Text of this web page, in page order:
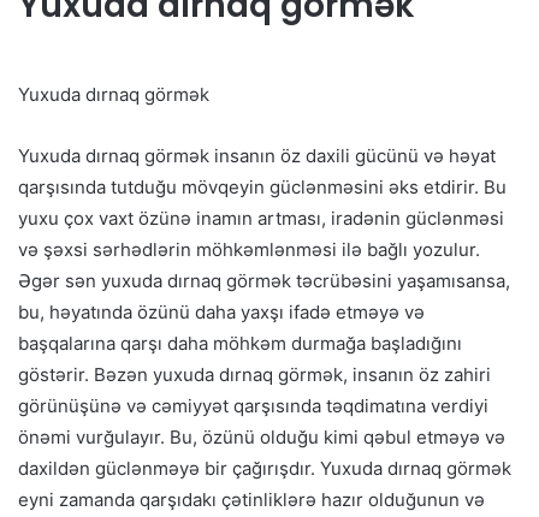
Yuxuda dırnaq görmək
Yuxuda dırnaq görmək insanın öz daxili gücünü və həyat
qarşısında tutduğu mövqeyin güclənməsini əks etdirir. Bu
yuxu çox vaxt özünə inamın artması, iradənin güclənməsi
və şəxsi sərhədlərin möhkəmlənməsi ilə bağlı yozulur.
Əgər sən yuxuda dırnaq görmək təcrübəsini yaşamısansa,
bu, həyatında özünü daha yaxşı ifadə etməyə və
başqalarına qarşı daha möhkəm durmağa başladığını
göstərir. Bəzən yuxuda dırnaq görmək, insanın öz zahiri
görünüşünə və cəmiyyət qarşısında təqdimatına verdiyi
önəmi vurğulayır. Bu, özünü olduğu kimi qəbul etməyə və
daxildən güclənməyə bir çağırışdır. Yuxuda dırnaq görmək
eyni zamanda qarşıdakı çətinliklərə hazır olduğunun və